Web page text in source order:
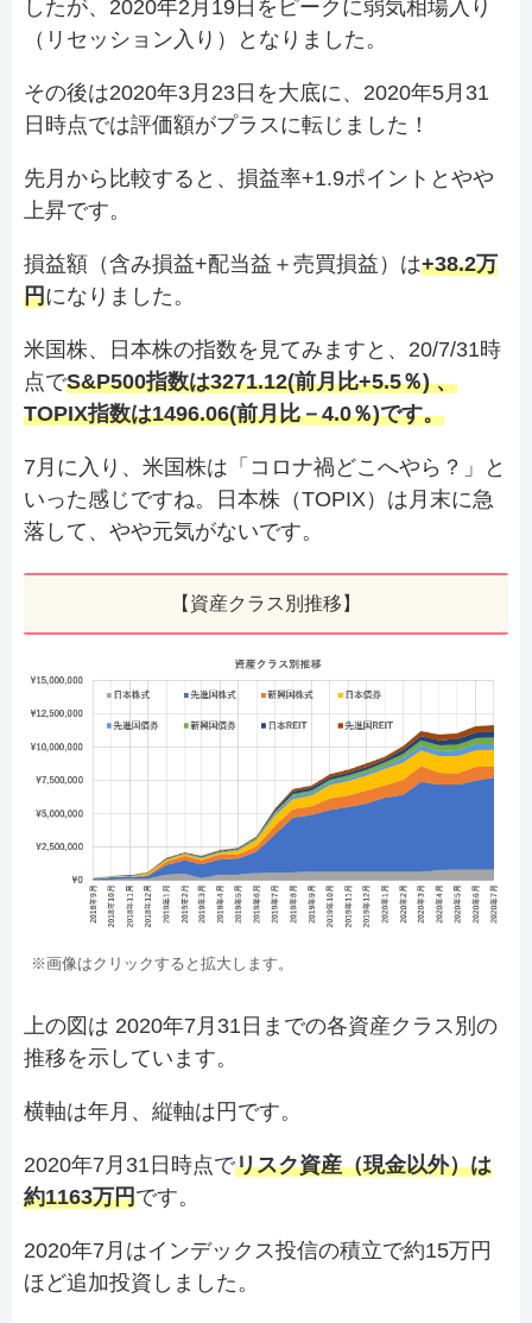
したが、2020年2月19日をピークに弱気相場入り
（リセッション入り）となりました。
その後は2020年3月23日を大底に、2020年5月31
日時点では評価額がプラスに転じました！
先月から比較すると、損益率+1.9ポイントとやや
上昇です。
損益額（含み損益+配当益＋売買損益）は+38.2万
円になりました。
米国株、日本株の指数を見てみますと、20/7/31時
点でS&P500指数は3271.12(前月比+5.5％) 、
TOPIX指数は1496.06(前月比－4.0％)です。
7月に入り、米国株は「コロナ禍どこへやら？」と
いった感じですね。日本株（TOPIX）は月末に急
落して、やや元気がないです。
【資産クラス別推移】
※画像はクリックすると拡大します。
上の図は 2020年7月31日までの各資産クラス別の
推移を示しています。
横軸は年月、縦軸は円です。
2020年7月31日時点でリスク資産（現金以外）は
約1163万円です。
2020年7月はインデックス投信の積立で約15万円
ほど追加投資しました。